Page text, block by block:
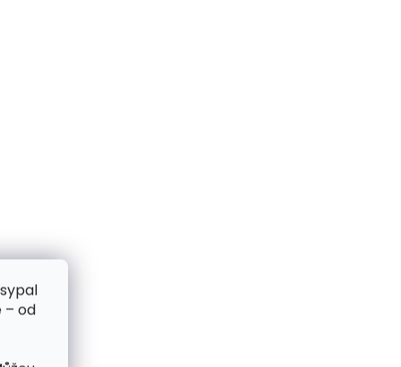
– od